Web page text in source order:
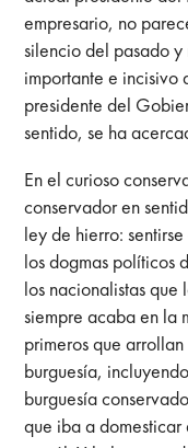
empresario, no
silencio del pasado
importante e incisivo
presidente del
sentido, se ha
En el curioso
conservador en
ley de hierro:
los dogmas políticos
los nacionalistas que
siempre acaba en la
primeros que
burguesía,
burguesía
que iba a